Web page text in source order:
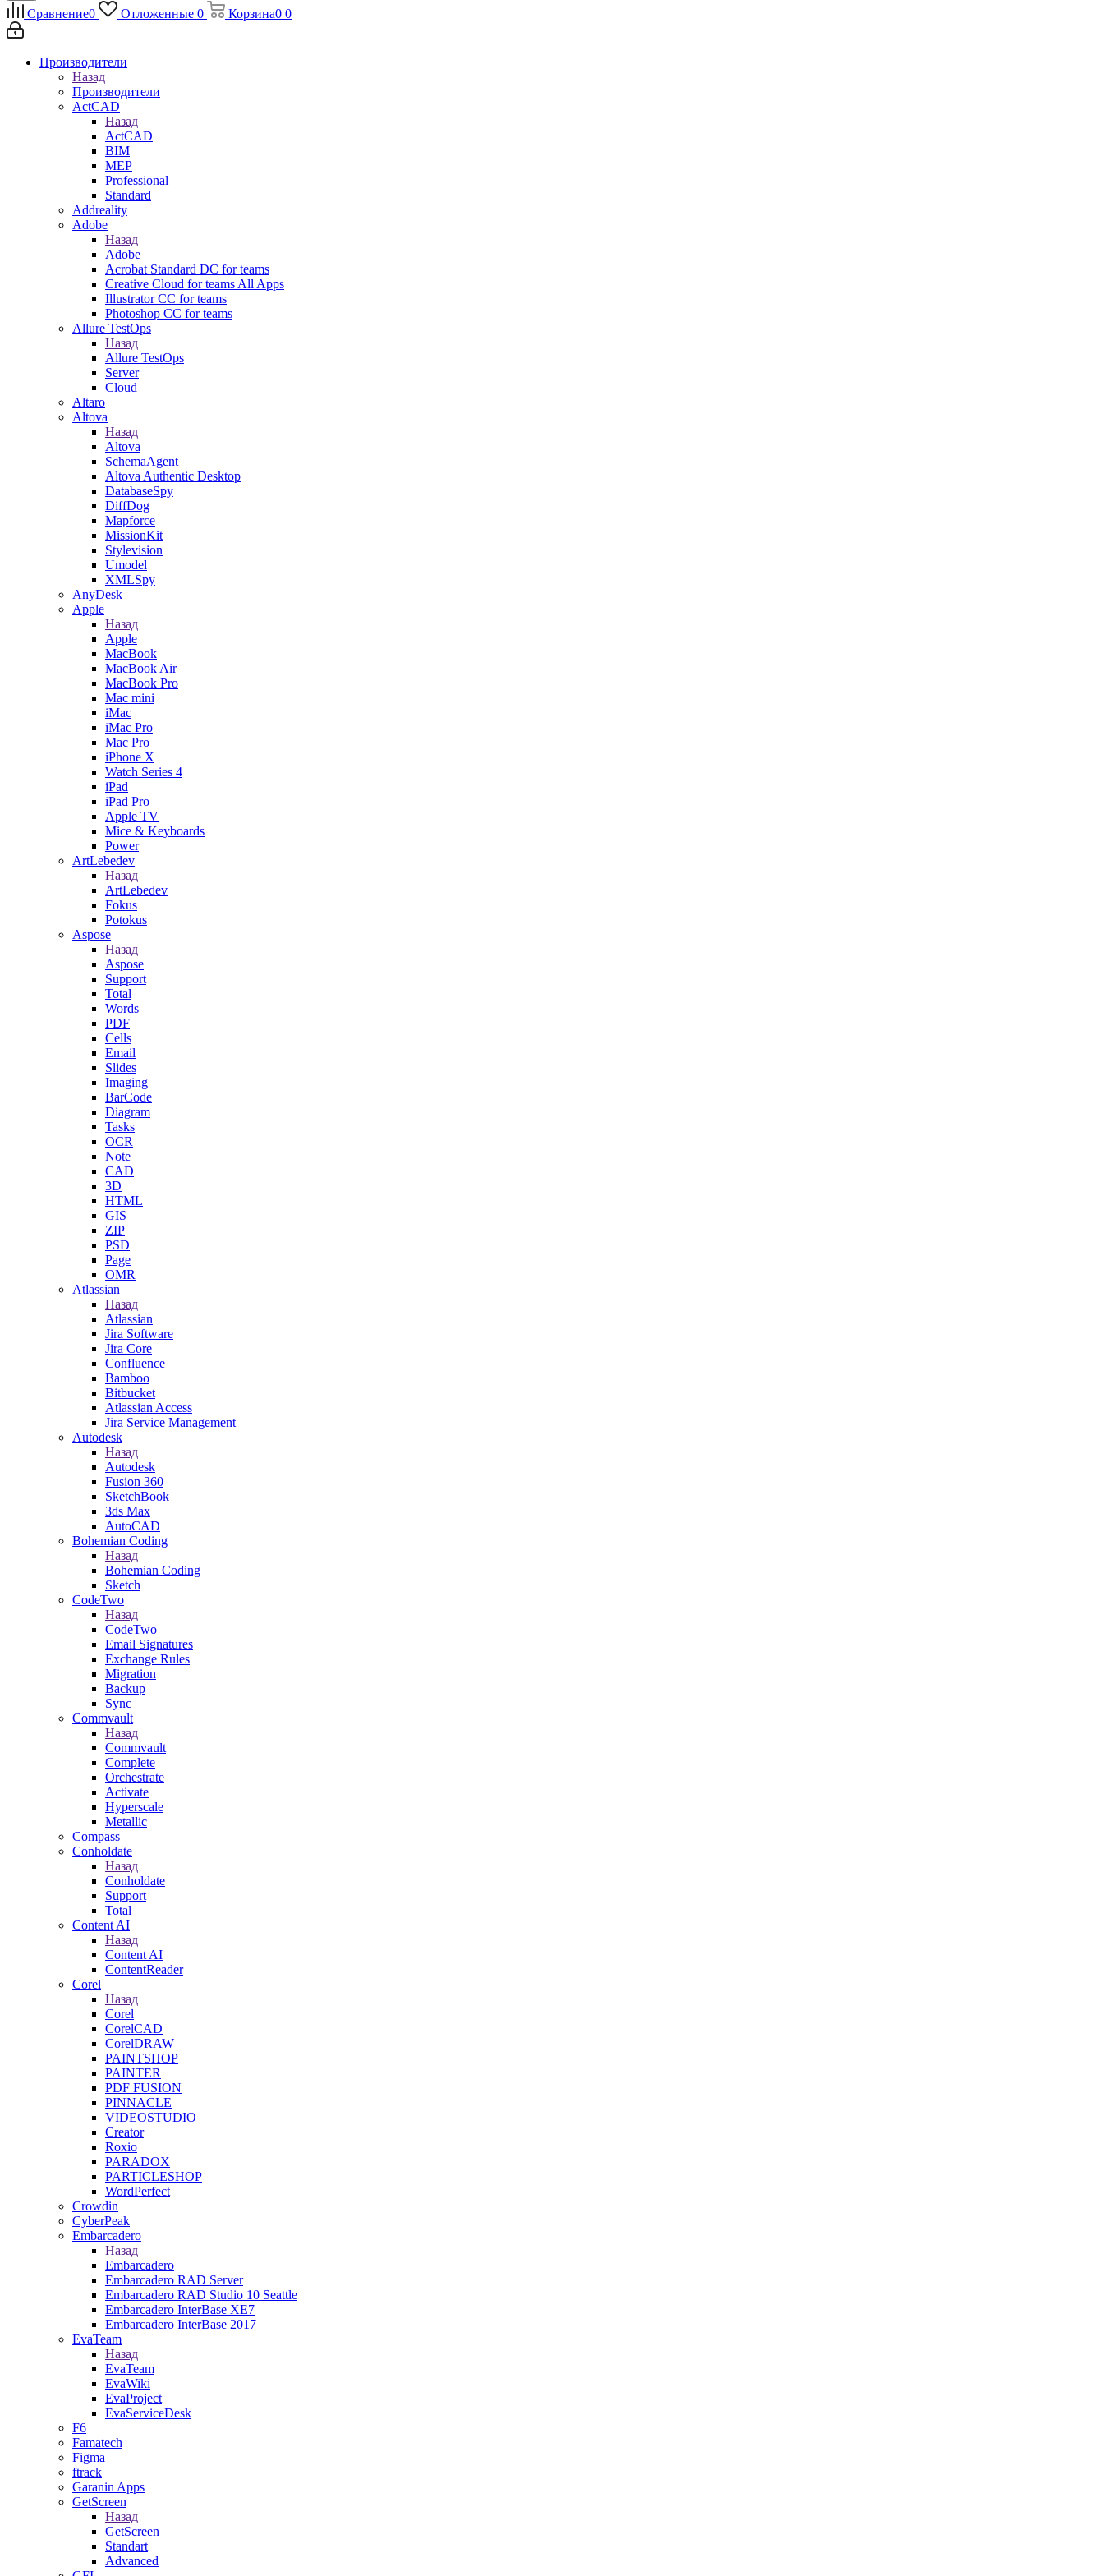
Сравнение0 Отложенные 0 Корзина0 0
Производители
Назад
Производители
ActCAD
Назад
ActCAD
BIM
MEP
Professional
Standard
Addreality
Adobe
Назад
Adobe
Acrobat Standard DC for teams
Creative Cloud for teams All Apps
Illustrator CC for teams
Photoshop CC for teams
Allure TestOps
Назад
Allure TestOps
Server
Cloud
Altaro
Altova
Назад
Altova
SchemaAgent
Altova Authentic Desktop
DatabaseSpy
DiffDog
Mapforce
MissionKit
Stylevision
Umodel
XMLSpy
AnyDesk
Apple
Назад
Apple
MacBook
MacBook Air
MacBook Pro
Mac mini
iMac
iMac Pro
Mac Pro
iPhone X
Watch Series 4
iPad
iPad Pro
Apple TV
Mice & Keyboards
Power
ArtLebedev
Назад
ArtLebedev
Fokus
Potokus
Aspose
Назад
Aspose
Support
Total
Words
PDF
Cells
Email
Slides
Imaging
BarCode
Diagram
Tasks
OCR
Note
CAD
3D
HTML
GIS
ZIP
PSD
Page
OMR
Atlassian
Назад
Atlassian
Jira Software
Jira Core
Confluence
Bamboo
Bitbucket
Atlassian Access
Jira Service Management
Autodesk
Назад
Autodesk
Fusion 360
SketchBook
3ds Max
AutoCAD
Bohemian Coding
Назад
Bohemian Coding
Sketch
CodeTwo
Назад
CodeTwo
Email Signatures
Exchange Rules
Migration
Backup
Sync
Commvault
Назад
Commvault
Complete
Orchestrate
Activate
Hyperscale
Metallic
Compass
Conholdate
Назад
Conholdate
Support
Total
Content AI
Назад
Content AI
ContentReader
Corel
Назад
Corel
CorelCAD
CorelDRAW
PAINTSHOP
PAINTER
PDF FUSION
PINNACLE
VIDEOSTUDIO
Creator
Roxio
PARADOX
PARTICLESHOP
WordPerfect
Crowdin
CyberPeak
Embarcadero
Назад
Embarcadero
Embarcadero RAD Server
Embarcadero RAD Studio 10 Seattle
Embarcadero InterBase XE7
Embarcadero InterBase 2017
EvaTeam
Назад
EvaTeam
EvaWiki
EvaProject
EvaServiceDesk
F6
Famatech
Figma
ftrack
Garanin Apps
GetScreen
Назад
GetScreen
Standart
Advanced